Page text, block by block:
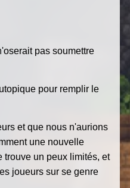
pas soumettre
pour remplir le
et que nous n'aurions
une nouvelle
trouve un peux limités, et
joueurs sur se genre